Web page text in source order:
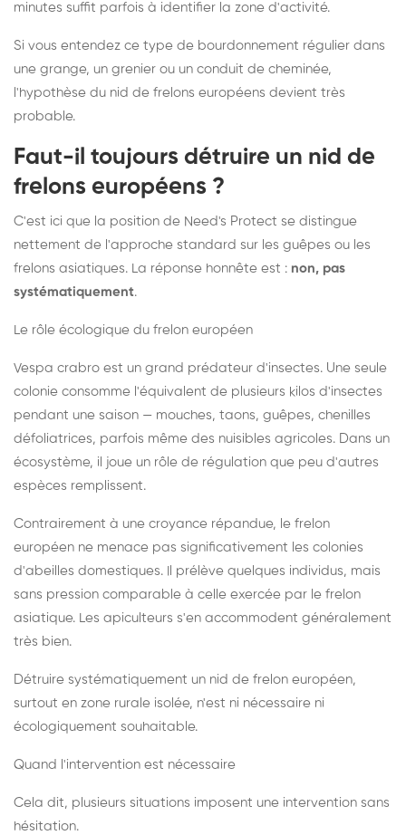
minutes suffit parfois à identifier la zone d'activité.
Si vous entendez ce type de bourdonnement régulier dans
une grange, un grenier ou un conduit de cheminée,
l'hypothèse du nid de frelons européens devient très
probable.
Faut-il toujours détruire un nid de
frelons européens ?
C'est ici que la position de Need's Protect se distingue
nettement de l'approche standard sur les guêpes ou les
frelons asiatiques. La réponse honnête est : non, pas
systématiquement.
Le rôle écologique du frelon européen
Vespa crabro est un grand prédateur d'insectes. Une seule
colonie consomme l'équivalent de plusieurs kilos d'insectes
pendant une saison — mouches, taons, guêpes, chenilles
défoliatrices, parfois même des nuisibles agricoles. Dans un
écosystème, il joue un rôle de régulation que peu d'autres
espèces remplissent.
Contrairement à une croyance répandue, le frelon
européen ne menace pas significativement les colonies
d'abeilles domestiques. Il prélève quelques individus, mais
sans pression comparable à celle exercée par le frelon
asiatique. Les apiculteurs s'en accommodent généralement
très bien.
Détruire systématiquement un nid de frelon européen,
surtout en zone rurale isolée, n'est ni nécessaire ni
écologiquement souhaitable.
Quand l'intervention est nécessaire
Cela dit, plusieurs situations imposent une intervention sans
hésitation.